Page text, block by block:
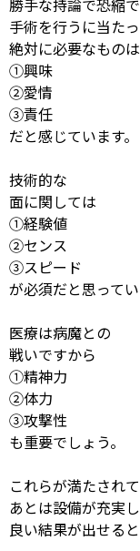
勝手な持論で恐縮
手術を行うに当た
絶対に必要なものは
①興味
②愛情
③責任
だと感じています。
技術的な
面に関しては
①経験値
②センス
③スピード
が必須だと思ってい
医療は病魔との
戦いですから
①精神力
②体力
③攻撃性
も重要でしょう。
これらが満たされて
あとは設備が充実
良い結果が出せる